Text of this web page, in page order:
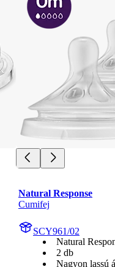
Natural Response
Cumifej
SCY961/02
Natural
2 db
Nagyon lassú